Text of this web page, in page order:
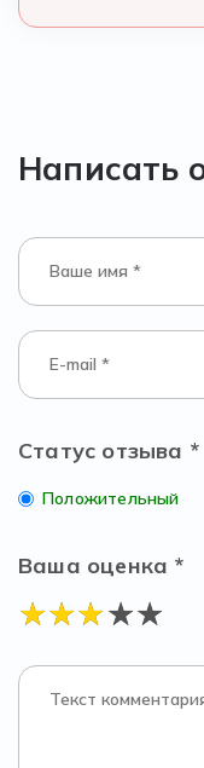
Написать
Статус отзыва *
Положительный
Ваша оценка *